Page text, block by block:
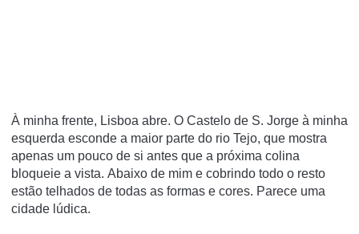
À minha frente, Lisboa abre. O Castelo de S. Jorge à minha
esquerda esconde a maior parte do rio Tejo, que mostra
apenas um pouco de si antes que a próxima colina
bloqueie a vista. Abaixo de mim e cobrindo todo o resto
estão telhados de todas as formas e cores. Parece uma
cidade lúdica.